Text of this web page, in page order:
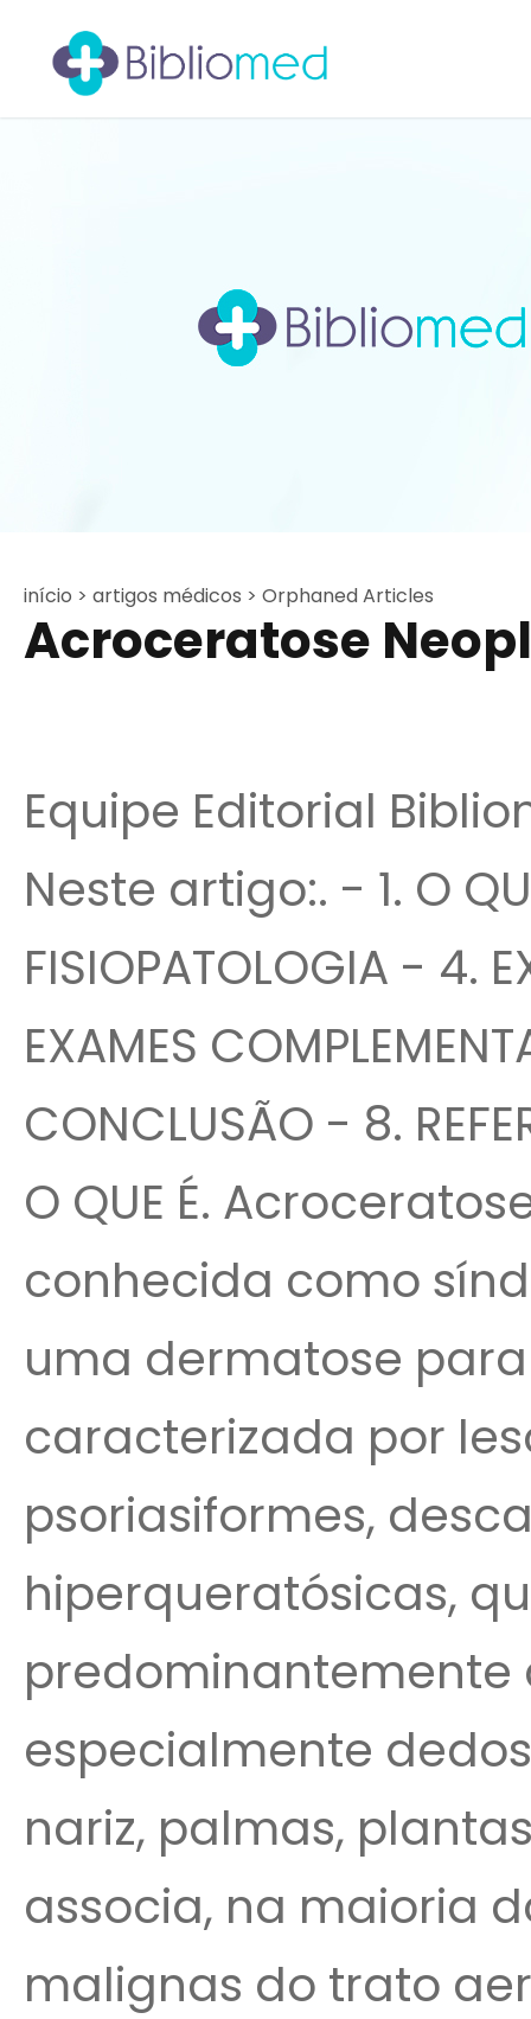
início > artigos médicos > Orphaned Articles
Acroceratose
Equipe Editorial
Neste artigo:. - 1. O
FISIOPATOLOGIA - 4.
EXAMES
CONCLUSÃO - 8.
O QUE É.
conhecida como
uma dermatose
caracterizada por
psoriasiformes,
hiperqueratósicas,
especialmente
nariz, palmas,
associa, na maioria
malignas do trato